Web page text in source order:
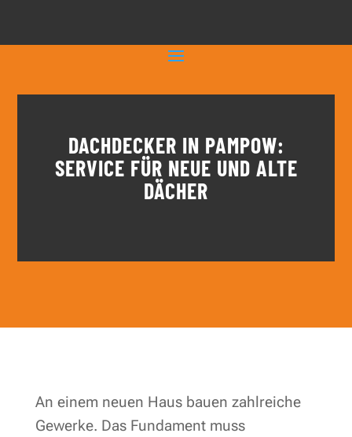
DACHDECKER IN PAMPOW:
SERVICE FÜR NEUE UND ALTE
DÄCHER
An einem neuen Haus bauen zahlreiche
Gewerke. Das Fundament muss